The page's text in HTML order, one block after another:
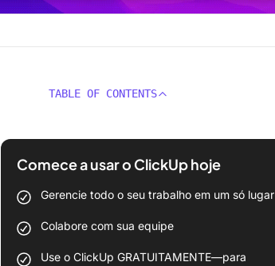
TABLE OF CONTENTS
Comece a usar o ClickUp hoje
Gerencie todo o seu trabalho em um só lugar
Colabore com sua equipe
Use o ClickUp GRATUITAMENTE—para